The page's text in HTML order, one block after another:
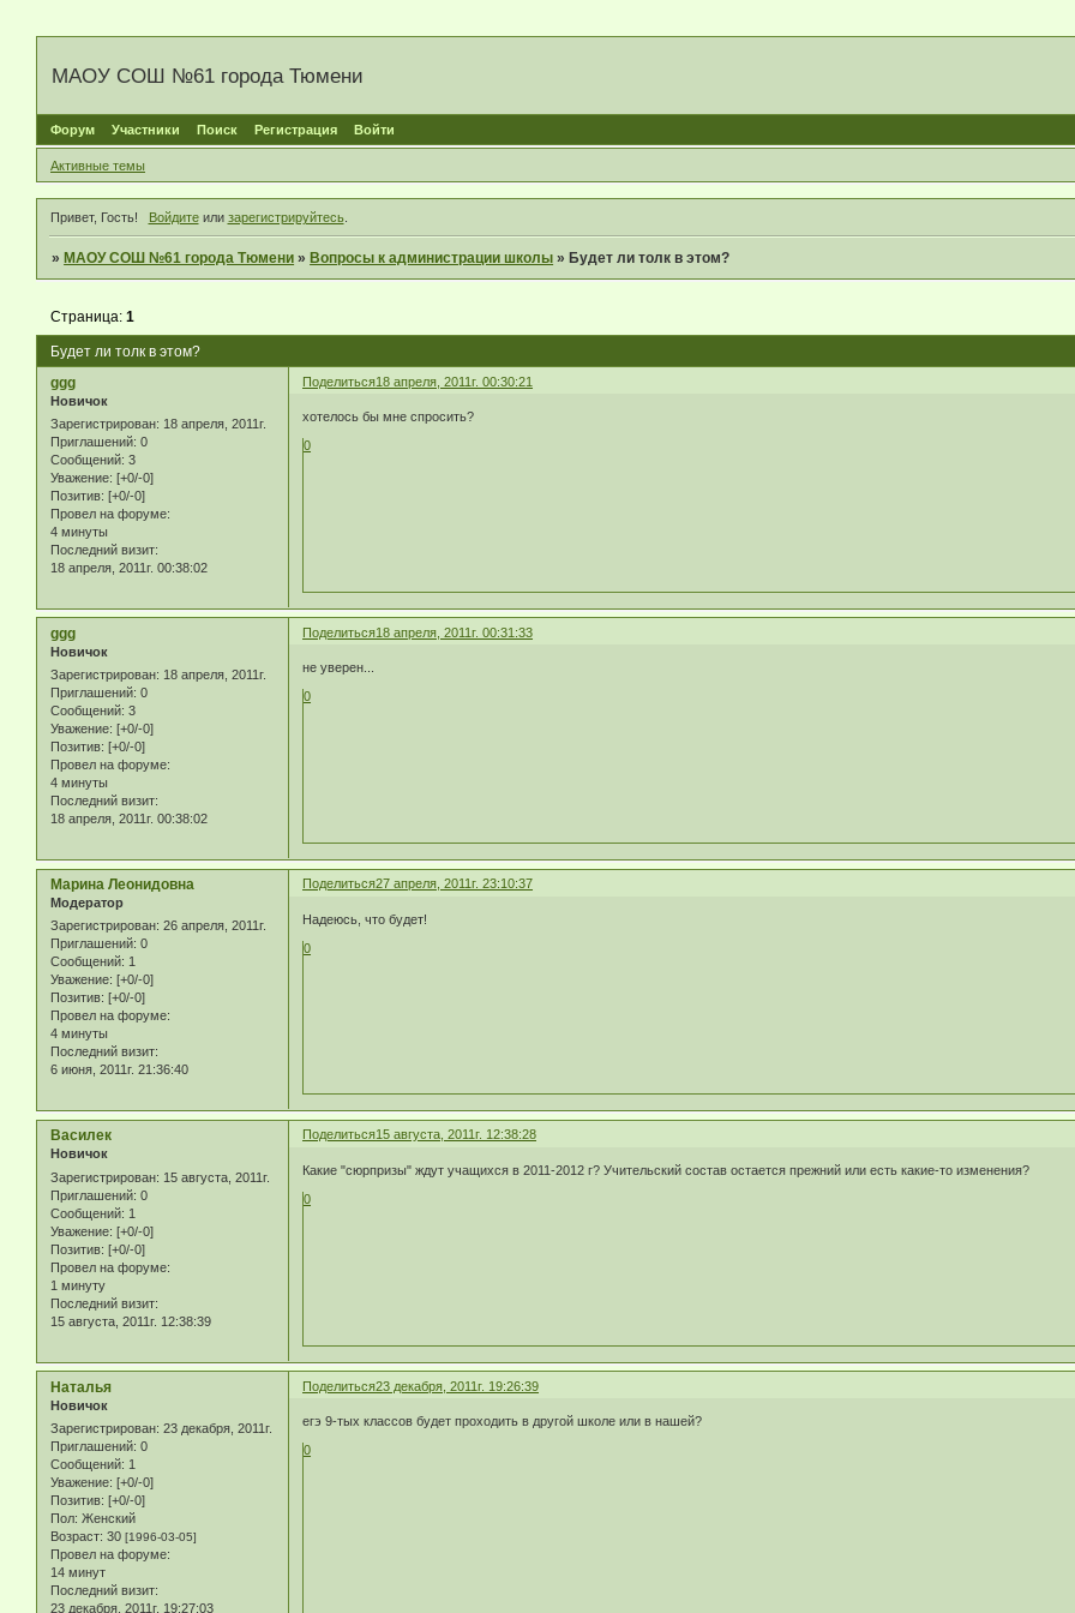
МАОУ СОШ №61 города Тюмени
Форум Участники Поиск Регистрация Войти
Активные темы
Привет, Гость! Войдитеили зарегистрируйтесь.
» МАОУ СОШ №61 города Тюмени » Вопросы к администрации школы » Будет ли толк в этом?
Будет ли толк в этом?
Страница:1
Поделиться18 апреля, 2011г. 00:30:21
ggg
Новичок
Зарегистрирован: 18 апреля, 2011г.
Приглашений: 0
Сообщений: 3
Уважение: [+0/-0]
Позитив: [+0/-0]
Провел на форуме:
4 минуты
Последний визит:
18 апреля, 2011г. 00:38:02
хотелось бы мне спросить?
0
Поделиться18 апреля, 2011г. 00:31:33
ggg
Новичок
Зарегистрирован: 18 апреля, 2011г.
Приглашений: 0
Сообщений: 3
Уважение: [+0/-0]
Позитив: [+0/-0]
Провел на форуме:
4 минуты
Последний визит:
18 апреля, 2011г. 00:38:02
не уверен...
0
Поделиться27 апреля, 2011г. 23:10:37
Марина Леонидовна
Модератор
Зарегистрирован: 26 апреля, 2011г.
Приглашений: 0
Сообщений: 1
Уважение: [+0/-0]
Позитив: [+0/-0]
Провел на форуме:
4 минуты
Последний визит:
6 июня, 2011г. 21:36:40
Надеюсь, что будет!
0
Поделиться15 августа, 2011г. 12:38:28
Василек
Новичок
Зарегистрирован: 15 августа, 2011г.
Приглашений: 0
Сообщений: 1
Уважение: [+0/-0]
Позитив: [+0/-0]
Провел на форуме:
1 минуту
Последний визит:
15 августа, 2011г. 12:38:39
Какие "сюрпризы" ждут учащихся в 2011-2012 г? Учительский состав остается прежний или есть какие-то изменения?
0
Поделиться23 декабря, 2011г. 19:26:39
Наталья
Новичок
Зарегистрирован: 23 декабря, 2011г.
Приглашений: 0
Сообщений: 1
Уважение: [+0/-0]
Позитив: [+0/-0]
Пол: Женский
Возраст: 30 [1996-03-05]
Провел на форуме:
14 минут
Последний визит:
23 декабря, 2011г. 19:27:03
егэ 9-тых классов будет проходить в другой школе или в нашей?
0